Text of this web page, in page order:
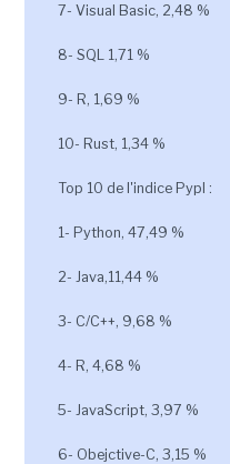
7- Visual Basic, 2,48 %
8- SQL 1,71 %
9- R, 1,69 %
10- Rust, 1,34 %
Top 10 de l'indice Pypl :
1- Python, 47,49 %
2- Java,11,44 %
3- C/C++, 9,68 %
4- R, 4,68 %
5- JavaScript, 3,97 %
6- Obejctive-C, 3,15 %